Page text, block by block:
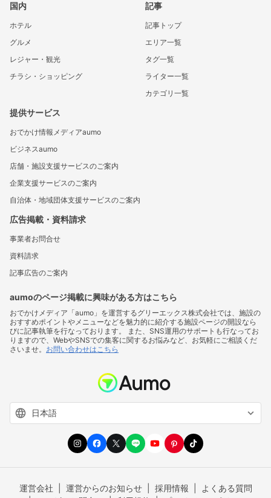
国内
ホテル
グルメ
レジャー・観光
チラシ・ショッピング
記事
記事トップ
エリア一覧
タグ一覧
ライター一覧
カテゴリ一覧
提供サービス
おでかけ情報メディアaumo
ビジネスaumo
店舗・施設支援サービスのご案内
企業支援サービスのご案内
自治体・地域団体支援サービスのご案内
広告掲載・資料請求
事業者お問合せ
資料請求
記事広告のご案内
aumoのページ掲載に興味がある方はこちら
おでかけメディア「aumo」を運営するグリーエックス株式会社では、施設の
おすすめポイントやメニューなどを魅力的に紹介する施設ページの開設なら
びに記事執筆を行なっております。 また、SNS運用のサポートも行なってお
りますので、WebやSNSでの集客に関するお悩みなど、お気軽にご相談くだ
さいませ。 お問い合わせはこちら
運営会社 運営からのお知らせ 採用情報
よくある質問